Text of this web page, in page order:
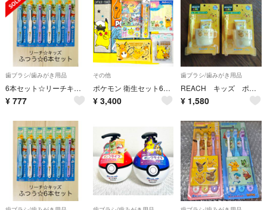
歯ブラシ/歯みがき用品
6本セット☆リーチキッズ☆ポケモン☆新品•未使用
¥ 777
その他
ポケモン 衛生セット6点 タオル ポーチ マスク 歯ブラシ ピカチュウ 日本限定
¥ 3,400
歯ブラシ/歯みがき用品
REACH キッズ ポケモン歯磨きセット✕2個
¥ 1,580